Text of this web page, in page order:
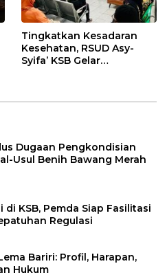
Tingkatkan Kesadaran
Kesehatan, RSUD Asy-
Syifa’ KSB Gelar
Dugaan Pengkondisian
Usul Benih Bawang Merah
di KSB, Pemda Siap Fasilitasi
Regulasi
Bariri: Profil, Harapan,
Hukum